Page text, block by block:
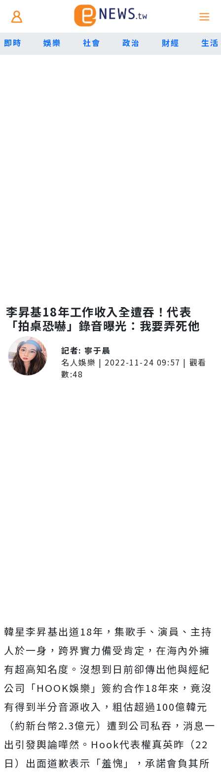
即時 娛樂 社會 政治 財經 生活
李昇基18年工作收入全遭吞！代表
「拍桌恐嚇」錄音曝光：我要弄死他
記者: 寧于晨
名人娛樂 | 2022-11-24 09:57 | 觀看
數:48
韓星李昇基出道18年，集歌手、演員、主持
人於一身，跨界實力備受肯定，在海內外擁
有超高知名度。沒想到日前卻傳出他與經紀
公司「HOOK娛樂」簽約合作18年來，竟沒
有得到半分音源收入，粗估超過100億韓元
（約新台幣2.3億元）遭到公司私吞，消息一
出引發輿論嘩然。Hook代表權真英昨（22
日）出面道歉表示「羞愧」，承諾會負其所